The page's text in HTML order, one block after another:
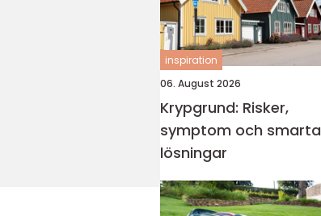
inspiration
06. August 2026
Krypgrund: Risker,
symptom och smarta
lösningar